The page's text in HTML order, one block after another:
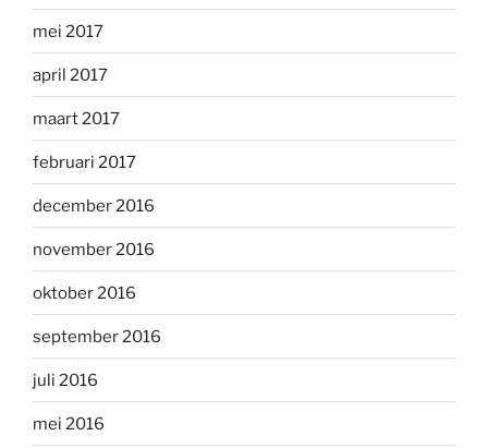
mei 2017
april 2017
maart 2017
februari 2017
december 2016
november 2016
oktober 2016
september 2016
juli 2016
mei 2016